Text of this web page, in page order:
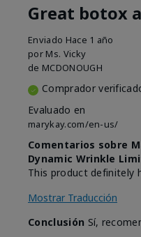
Great botox
Enviado Hace 1 año
por Ms. Vicky
de MCDONOUGH
Comprador
Evaluado en
marykay.com/en-us/
Comentarios sobre
Dynamic Wrinkle
This product definitely
Mostrar Traducción
Conclusión Sí,